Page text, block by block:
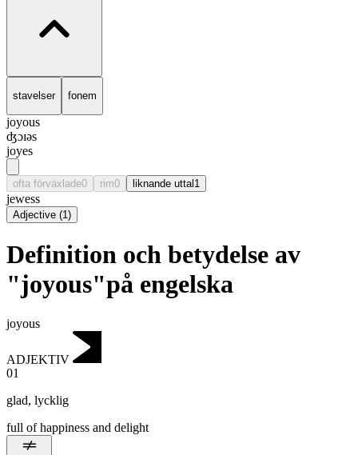
stavelser fonem
joyous
ʤɔɪəs
joyes
ofta förväxlade0 rim0 liknande uttal1
jewess
Adjective (1)
Definition och betydelse av
"joyous"på engelska
joyous
ADJEKTIV
01
glad, lycklig
full of happiness and delight